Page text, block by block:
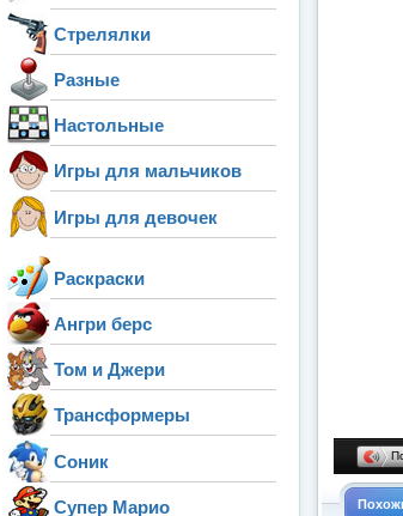
Стрелялки
Разные
Настольные
Игры для мальчиков
Игры для девочек
Раскраски
Ангри берс
Том и Джери
Трансформеры
Соник
Супер Марио